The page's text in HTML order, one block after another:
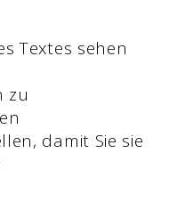
Textes sehen
zu
damit Sie sie